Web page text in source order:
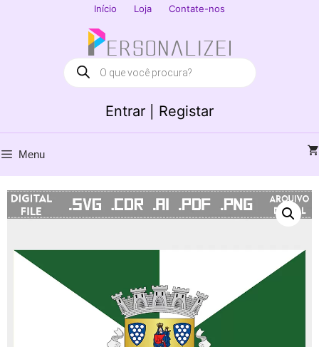
Início Loja Contate-nos
Entrar | Registar
Products
search
Menu